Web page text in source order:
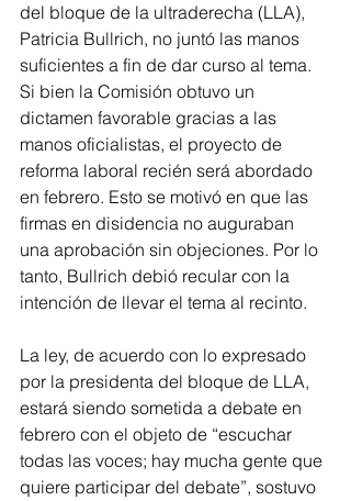
del bloque de la ultraderecha (LLA),
Patricia Bullrich, no juntó las manos
suficientes a fin de dar curso al tema.
Si bien la Comisión obtuvo un
dictamen favorable gracias a las
manos oficialistas, el proyecto de
reforma laboral recién será abordado
en febrero. Esto se motivó en que las
firmas en disidencia no auguraban
una aprobación sin objeciones. Por lo
tanto, Bullrich debió recular con la
intención de llevar el tema al recinto.
La ley, de acuerdo con lo expresado
por la presidenta del bloque de LLA,
estará siendo sometida a debate en
febrero con el objeto de “escuchar
todas las voces; hay mucha gente que
quiere participar del debate”, sostuvo